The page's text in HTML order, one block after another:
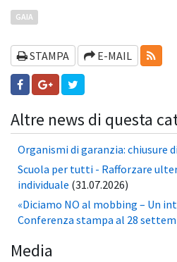
GAIA
STAMPA E-MAIL
Altre news di questa
Organismi di garanzia: chiusure
Scuola per tutti - Rafforzare
individuale (31.07.2026)
«Diciamo NO al mobbing – Un
Conferenza stampa al 28
Media